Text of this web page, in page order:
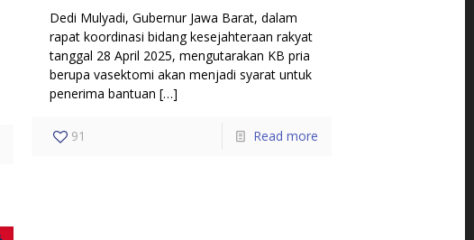
Dedi Mulyadi, Gubernur Jawa Barat, dalam
rapat koordinasi bidang kesejahteraan rakyat
tanggal 28 April 2025, mengutarakan KB pria
berupa vasektomi akan menjadi syarat untuk
penerima bantuan […]
91 Read more